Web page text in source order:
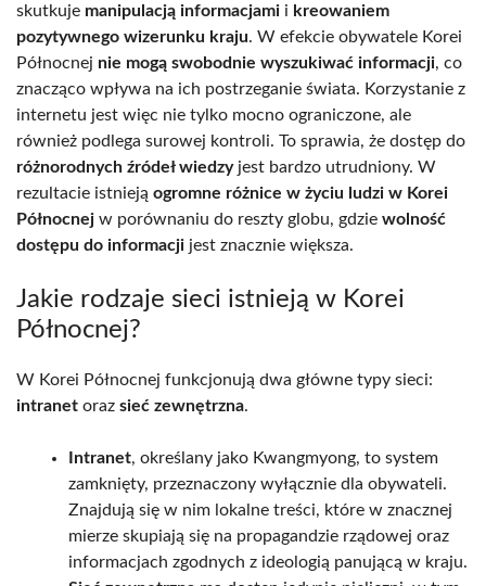
skutkuje manipulacją informacjami i kreowaniem
pozytywnego wizerunku kraju. W efekcie obywatele Korei
Północnej nie mogą swobodnie wyszukiwać informacji, co
znacząco wpływa na ich postrzeganie świata. Korzystanie z
internetu jest więc nie tylko mocno ograniczone, ale
również podlega surowej kontroli. To sprawia, że dostęp do
różnorodnych źródeł wiedzyjest bardzo utrudniony. W
rezultacie istnieją ogromne różnice w życiu ludzi w Korei
Północnej w porównaniu do reszty globu, gdzie wolność
dostępu do informacji jest znacznie większa.
Jakie rodzaje sieci istnieją w Korei
Północnej?
W Korei Północnej funkcjonują dwa główne typy sieci:
intranet oraz sieć zewnętrzna.
Intranet, określany jako Kwangmyong, to system
zamknięty, przeznaczony wyłącznie dla obywateli.
Znajdują się w nim lokalne treści, które w znacznej
mierze skupiają się na propagandzie rządowej oraz
informacjach zgodnych z ideologią panującą w kraju.